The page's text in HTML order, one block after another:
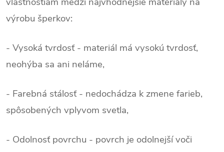
výrobu šperkov:
- Vysoká tvrdosť - materiál má vysokú tvrdosť,
neohýba sa ani neláme,
- Farebná stálosť - nedochádza k zmene farieb,
spôsobených vplyvom svetla,
- Odolnosť povrchu - povrch je odolnejší voči